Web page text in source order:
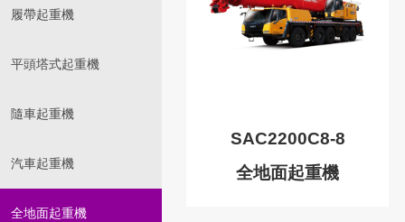
履帶起重機
平頭塔式起重機
隨車起重機
汽車起重機
全地面起重機
SAC2200C8-8
全地面起重機